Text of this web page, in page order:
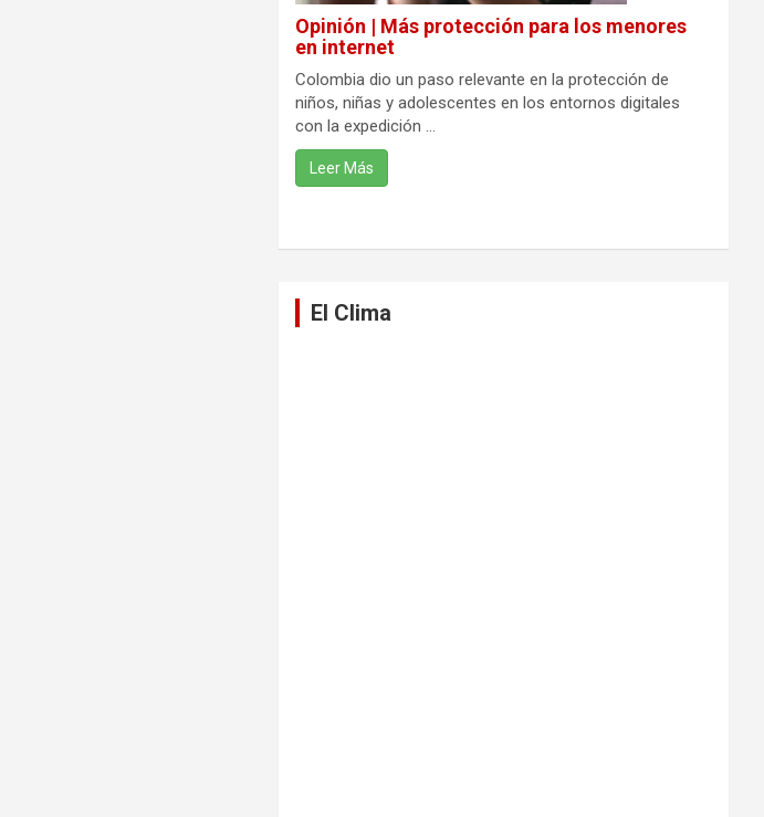
Opinión | Más protección para los menores
en internet
Colombia dio un paso relevante en la protección de
niños, niñas y adolescentes en los entornos digitales
con la expedición ...
Leer Más
El Clima